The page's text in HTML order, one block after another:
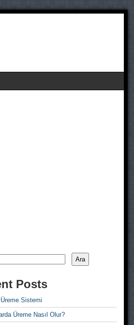
Ara
Posts
Sistemi
Üreme Nasıl Olur?